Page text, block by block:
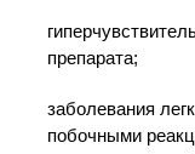
препарата;
заболевания
побочными